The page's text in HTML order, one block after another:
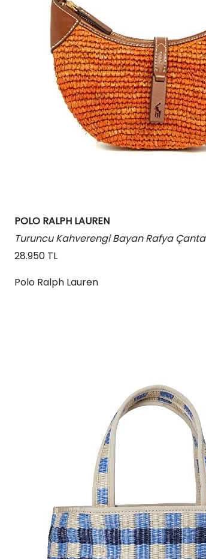
POLO RALPH LAUREN
Turuncu Kahverengi Bayan Rafya Çanta
28.950 TL
Polo Ralph Lauren